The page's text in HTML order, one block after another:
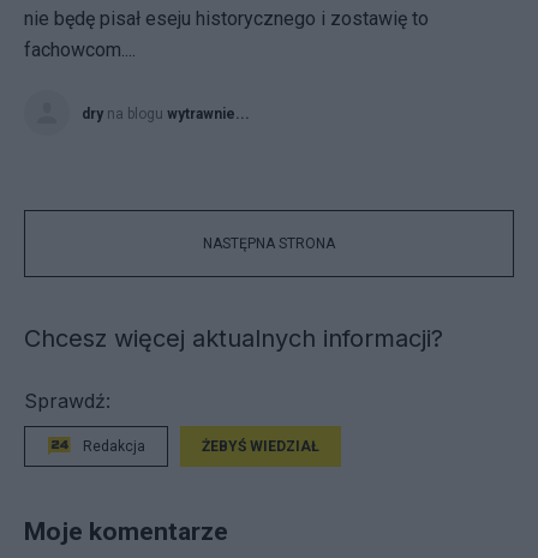
nie będę pisał eseju historycznego i zostawię to
fachowcom....
dry na blogu wytrawnie...
NASTĘPNA STRONA
Chcesz więcej aktualnych informacji?
Sprawdź:
Redakcja ŻEBYŚ WIEDZIAŁ
Moje komentarze